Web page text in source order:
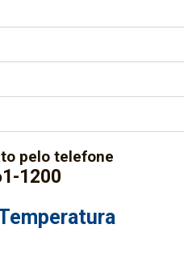
pelo telefone
1200